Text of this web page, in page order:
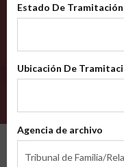
Estado De Tramitación
Tramitación
Ubicación De
Tramitación
Agencia de archivo
Tribunal de Familia/
de